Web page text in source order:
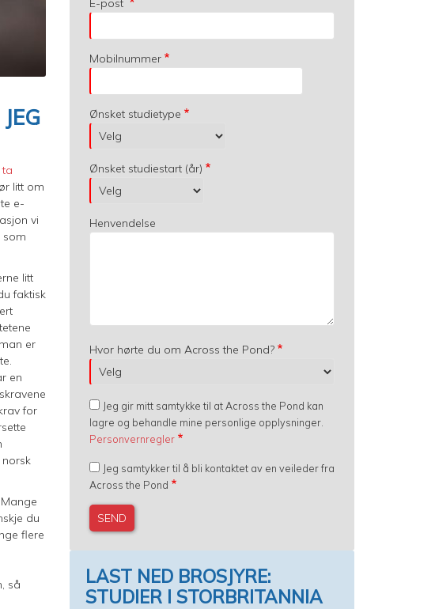
ta
litt om
e-
vi
som
litt
faktisk
er
en
for
du
flere
så
E-post
Mobilnummer
Ønsket studietype
Ønsket studiestart (år)
Henvendelse
Hvor hørte du om Across the Pond?
Jeg gir mitt samtykke til at Across the Pond kan
lagre og behandle mine personlige opplysninger.
Personvernregler
Jeg samtykker til å bli kontaktet av en veileder fra
Across the Pond
LAST NED BROSJYRE:
STUDIER I STORBRITANNIA